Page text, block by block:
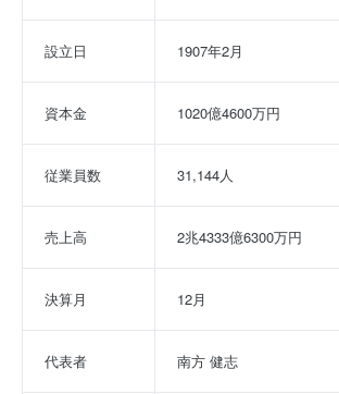
設立日 1907年2月
資本金 1020億4600万円
従業員数 31,144人
売上高 2兆4333億6300万円
決算月 12月
代表者 南方 健志